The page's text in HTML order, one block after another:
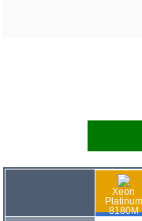
Xeon
Platinum
8180M